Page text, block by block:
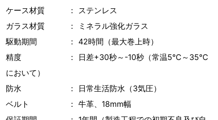
ケース材質 ： ステンレス
ガラス材質 ： ミネラル強化ガラス
駆動期間 ： 42時間（最大巻上時）
精度 ： 日差+30秒～-10秒（常温5℃～35℃
において）
防水 ： 日常生活防水（3気圧）
ベルト ： 牛革、18mm幅